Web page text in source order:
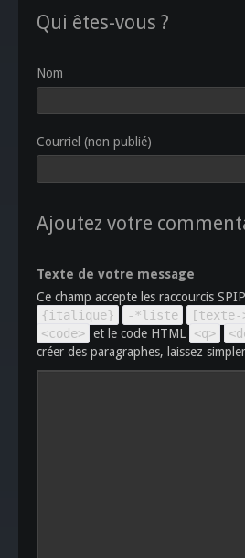
Qui êtes-vous ?
Nom
Courriel (non publié)
Ajoutez votre
Texte de votre message
Ce champ accepte les raccourcis SPIP
{italique}
-*liste [texte-
<code> et le code HTML <q>
créer des paragraphes, laissez